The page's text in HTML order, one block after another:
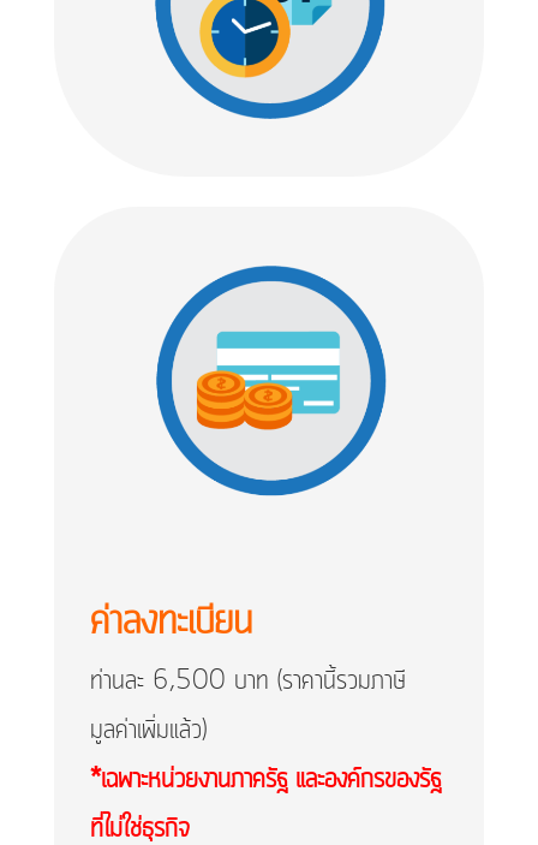
ค่าลงทะเบียน
ท่านละ 6,500​ บาท (ราคานี้รวมภาษี
มูลค่าเพิ่มแล้ว)
*เฉพาะหน่วยงานภาครัฐ และองค์กรของรัฐ
ที่ไม่ใช่ธุรกิจ